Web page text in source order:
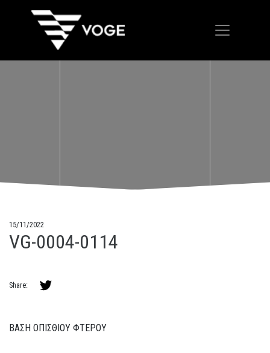
15/11/2022
VG-0004-0114
Share:
ΒΑΣΗ ΟΠΙΣΘΙΟΥ ΦΤΕΡΟΥ